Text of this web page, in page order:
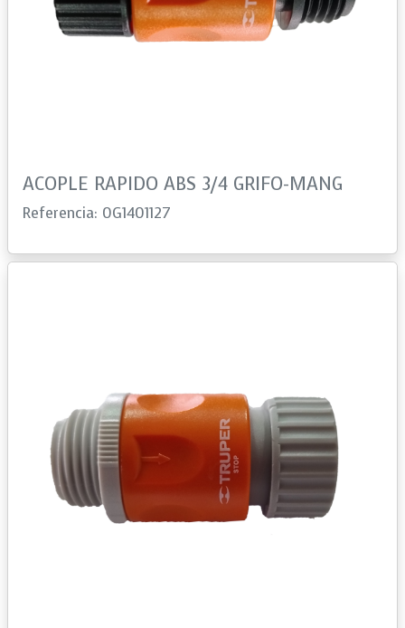
ACOPLE RAPIDO ABS 3/4 GRIFO-MANG
Referencia: 0G1401127